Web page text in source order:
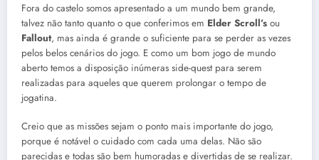
Fora do castelo somos apresentado a um mundo bem grande,
talvez não tanto quanto o que conferimos em Elder Scroll’s ou
Fallout, mas ainda é grande o suficiente para se perder as vezes
pelos belos cenários do jogo. E como um bom jogo de mundo
aberto temos a disposição inúmeras side-quest para serem
realizadas para aqueles que querem prolongar o tempo de
jogatina.
Creio que as missões sejam o ponto mais importante do jogo,
porque é notável o cuidado com cada uma delas. Não são
parecidas e todas são bem humoradas e divertidas de se realizar.